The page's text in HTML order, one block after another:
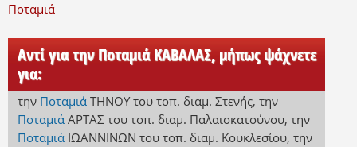
Ποταμιά
Αντί για την Ποταμιά ΚΑΒΑΛΑΣ, μήπως ψάχνετε
για:
την Ποταμιά ΤΗΝΟΥ του τοπ. διαμ. Στενής, την
Ποταμιά ΑΡΤΑΣ του τοπ. διαμ. Παλαιοκατούνου, την
Ποταμιά ΙΩΑΝΝΙΝΩΝ του τοπ. διαμ. Κουκλεσίου, την